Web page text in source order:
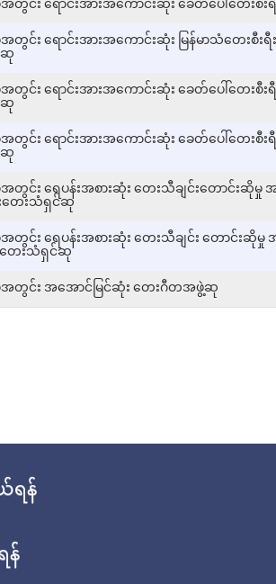
စ်အတွင်း ရောင်းအားအကောင်းဆုံး ခေတ်ပေါ်တေ
အတွင်း ရောင်းအားအကောင်းဆုံး မြန်မာသံတေးစီးရီ
ဆု
အတွင်း ရောင်းအားအကောင်းဆုံး ခေတ်ပေါ်တေးစီး
ဆု
အတွင်း ရောင်းအားအကောင်းဆုံး ခေတ်ပေါ်တေးစီး
ဆု
အတွင်း ရေပန်းအစားဆုံး တေးသီချင်းတောင်းဆိုမှု အ
တေးသံရှင်ဆု
အတွင်း ရေပန်းအစားဆုံး တေးသီချင်း တောင်းဆိုမှု အ
တေးသံရှင်ဆု
စ်အတွင်း အအောင်မြင်ဆုံး တေးဂီတအဖွဲ့ဆု
န်
န်